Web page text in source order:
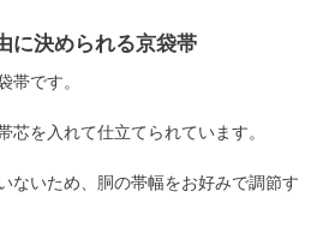
に決められる京袋帯
帯です。
芯を入れて仕立てられています。
ないため、胴の帯幅をお好みで調節す